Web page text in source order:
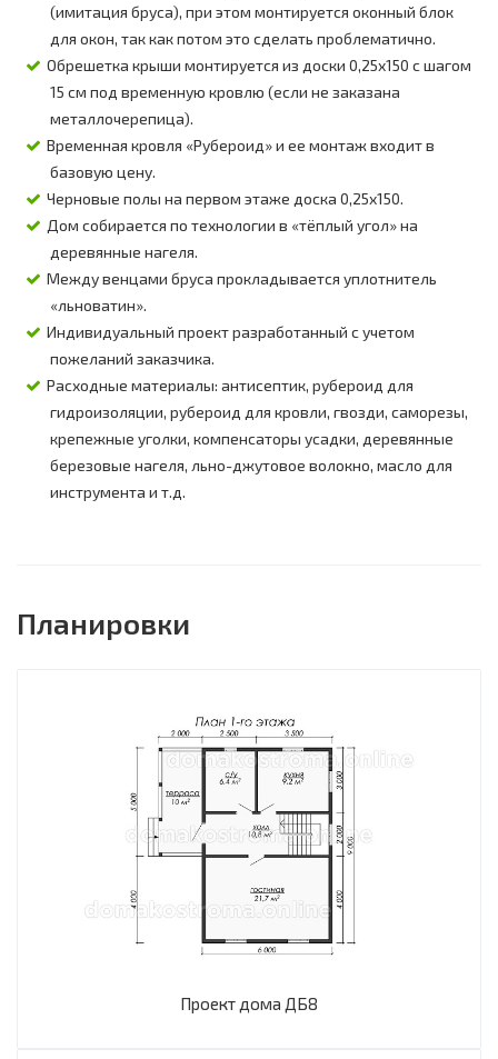
(имитация бруса), при этом монтируется оконный блок
для окон, так как потом это сделать проблематично.
Обрешетка крыши монтируется из доски 0,25х150 с шагом
15 см под временную кровлю (если не заказана
металлочерепица).
Временная кровля «Рубероид» и ее монтаж входит в
базовую цену.
Черновые полы на первом этаже доска 0,25х150.
Дом собирается по технологии в «тёплый угол» на
деревянные нагеля.
Между венцами бруса прокладывается уплотнитель
«льноватин».
Индивидуальный проект разработанный с учетом
пожеланий заказчика.
Расходные материалы: антисептик, рубероид для
гидроизоляции, рубероид для кровли, гвозди, саморезы,
крепежные уголки, компенсаторы усадки, деревянные
березовые нагеля, льно-джутовое волокно, масло для
инструмента и т.д.
Планировки
Проект дома ДБ8